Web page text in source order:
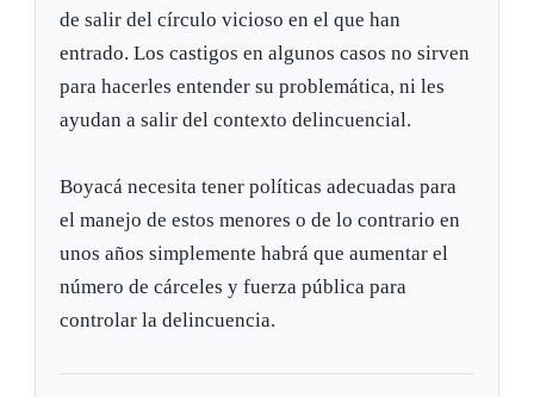
de salir del círculo vicioso en el que han
entrado. Los castigos en algunos casos no sirven
para hacerles entender su problemática, ni les
ayudan a salir del contexto delincuencial.
Boyacá necesita tener políticas adecuadas para
el manejo de estos menores o de lo contrario en
unos años simplemente habrá que aumentar el
número de cárceles y fuerza pública para
controlar la delincuencia.